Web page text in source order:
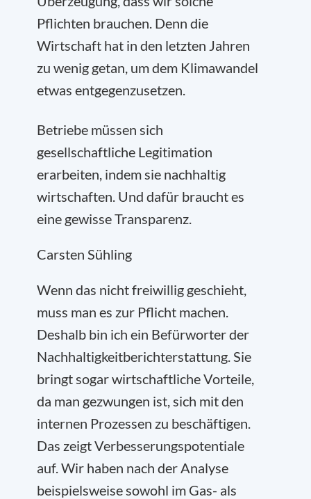
Pflichten brauchen. Denn die
Wirtschaft hat in den letzten Jahren
zu wenig getan, um dem Klimawandel
etwas entgegenzusetzen.
Betriebe müssen sich
gesellschaftliche Legitimation
erarbeiten, indem sie nachhaltig
wirtschaften. Und dafür braucht es
eine gewisse Transparenz.
Carsten Sühling
Wenn das nicht freiwillig geschieht,
muss man es zur Pflicht machen.
Deshalb bin ich ein Befürworter der
Nachhaltigkeitberichterstattung. Sie
bringt sogar wirtschaftliche Vorteile,
da man gezwungen ist, sich mit den
internen Prozessen zu beschäftigen.
Das zeigt Verbesserungspotentiale
auf. Wir haben nach der Analyse
beispielsweise sowohl im Gas- als